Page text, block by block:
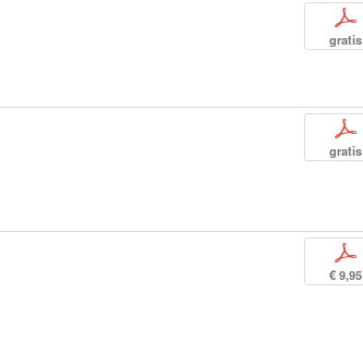
p
gratis
p
gratis
p
€ 9,95